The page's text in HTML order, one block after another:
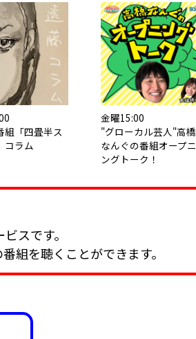
組「四畳半ス
コラム
金曜15:00
"グローカル芸人"高橋
なんぐの番組オープニ
ングトーク！
スです。
組を聴くことができます。